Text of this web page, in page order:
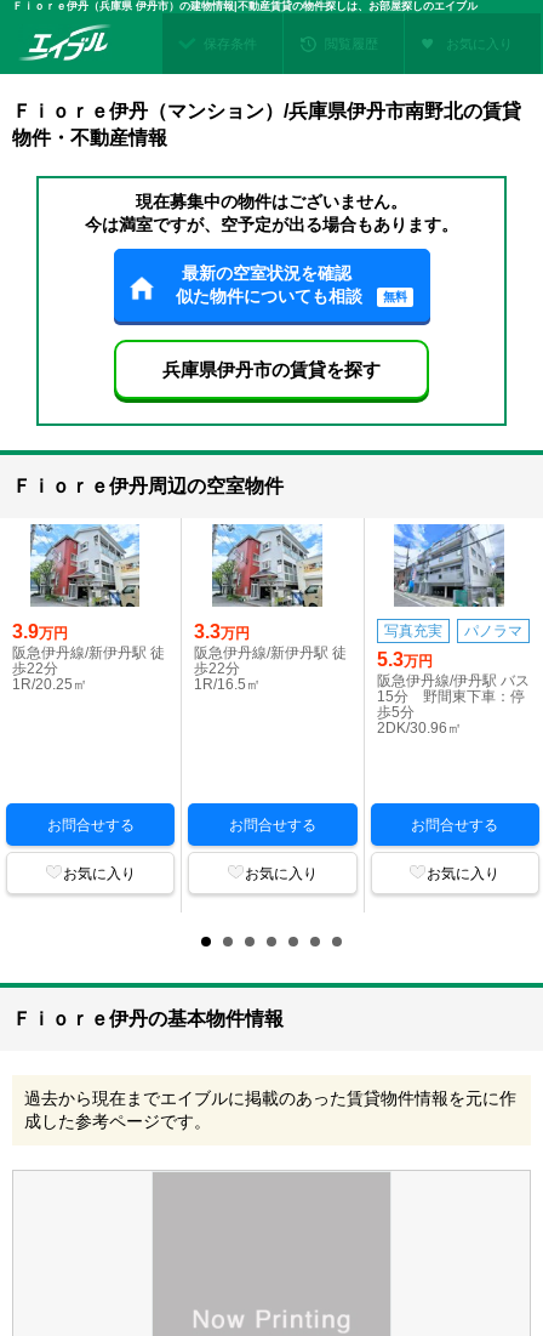
Ｆｉｏｒｅ伊丹（兵庫県 伊丹市）の建物情報|不動産賃貸の物件探しは、お部屋探しのエイブル
保存条件 閲覧履歴 お気に入り
Ｆｉｏｒｅ伊丹（マンション）/兵庫県伊丹市南野北の賃貸
物件・不動産情報
現在募集中の物件はございません。
今は満室ですが、空予定が出る場合もあります。
最新の空室状況を確認
似た物件についても相談
無料
兵庫県伊丹市の賃貸を探す
Ｆｉｏｒｅ伊丹周辺の空室物件
3.9万円
阪急伊丹線/新伊丹駅 徒
歩22分
1R/20.25㎡
お問合せする
お気に入り
3.3万円
阪急伊丹線/新伊丹駅 徒
歩22分
1R/16.5㎡
お問合せする
お気に入り
写真充実 パノラマ
5.3万円
阪急伊丹線/伊丹駅 バス
15分 野間東下車：停
歩5分
2DK/30.96㎡
お問合せする
お気に入り
Ｆｉｏｒｅ伊丹の基本物件情報
過去から現在までエイブルに掲載のあった賃貸物件情報を元に作
成した参考ページです。